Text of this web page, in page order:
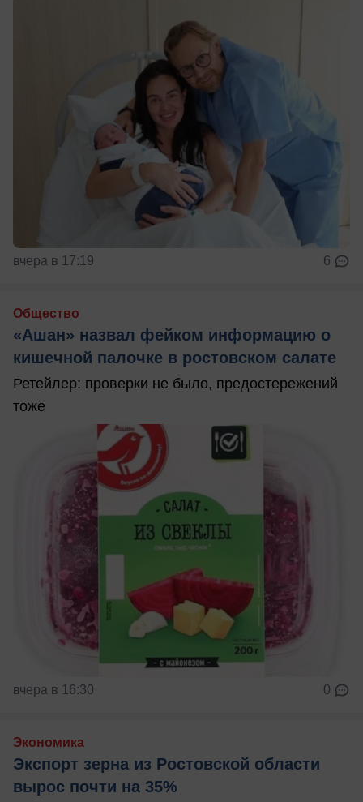
вчера в 17:19 6
Общество
«Ашан» назвал фейком информацию о
кишечной палочке в ростовском салате
Ретейлер: проверки не было, предостережений
тоже
вчера в 16:30 0
Экономика
Экспорт зерна из Ростовской области
вырос почти на 35%